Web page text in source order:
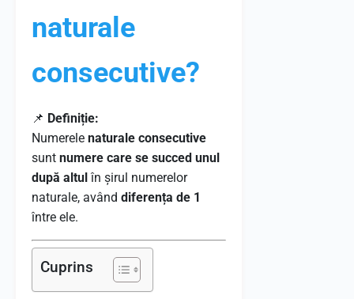
naturale
consecutive?
📌 Definiție:
Numerele naturale consecutive
sunt numere care se succed unul
după altulîn șirul numerelor
naturale, având diferența de 1
între ele.
Cuprins